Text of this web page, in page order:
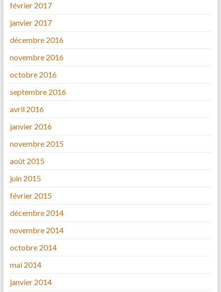
février 2017
janvier 2017
décembre 2016
novembre 2016
octobre 2016
septembre 2016
avril 2016
janvier 2016
novembre 2015
août 2015
juin 2015
février 2015
décembre 2014
novembre 2014
octobre 2014
mai 2014
janvier 2014